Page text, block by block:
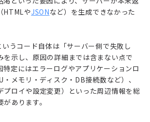
HTMLやJSONなど）を生成できなかった
うコード自体は「サーバー側で失敗し
を示し、原因の詳細までは含まない点で
特定にはエラーログやアプリケーションロ
・メモリ・ディスク・DB接続数など）、
プロイや設定変更）といった周辺情報を総
あります。